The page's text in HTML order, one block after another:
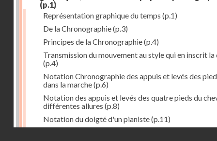
(p.1)
Représentation graphique du temps (p.1)
De la Chronographie(p.3)
Principes de la Chronographie(p.4)
Transmission du mouvement au style qui en inscrit la
(p.4)
Notation Chronographie des appuis et levés des
dans la marche(p.6)
Notation des appuis et levés des quatre pieds du
différentes allures (p.8)
Notation du doigté d'un pianiste(p.11)